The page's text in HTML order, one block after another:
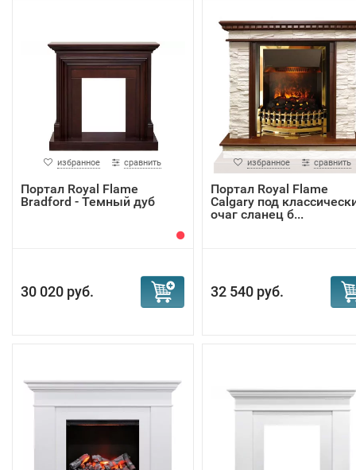
избранное сравнить
Портал Royal Flame
Bradford - Темный дуб
30 020 руб.
избранное сравнить
Портал Royal Flame
Calgary под
очаг сланец б...
32 540 руб.